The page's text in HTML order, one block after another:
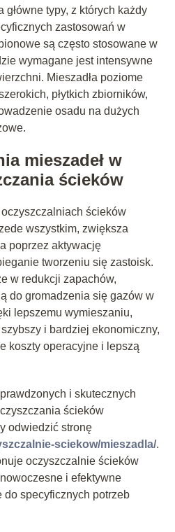
typy, z których każdy
zastosowań w
są często stosowane w
wymagane jest intensywne
Mieszadła poziome
płytkich zbiorników,
osadu na dużych
mieszadeł w
ścieków
ścieków
wszystkim, zwiększa
poprzez aktywację
tworzeniu się zastoisk.
w redukcji zapachów,
do gromadzenia się gazów w
lepszemu wymieszaniu,
i bardziej ekonomiczny,
koszty operacyjne i lepszą
i skutecznych
ścieków
odwiedzić stronę
sciekow/mieszadla/.
oczyszczalnie ścieków
i efektywne
specyficznych potrzeb